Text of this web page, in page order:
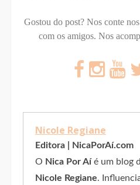
Gostou do post? Nos conte
com os amigos. Nos
Nicole Regiane
Editora | NicaPorAí.com
O Nica Por Aíé um blog
Nicole Regiane.